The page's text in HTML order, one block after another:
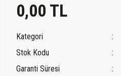
0,00 TL
Kategori
Stok Kodu
Garanti Süresi